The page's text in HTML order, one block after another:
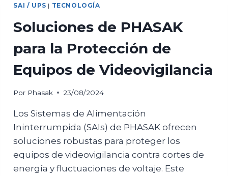
RACK
19”
SAI / UPS | TECNOLOGÍA
Soluciones de PHASAK
para la Protección de
Equipos de Videovigilancia
Por Phasak 23/08/2024
Los Sistemas de Alimentación
Ininterrumpida (SAIs) de PHASAK ofrecen
soluciones robustas para proteger los
equipos de videovigilancia contra cortes de
energía y fluctuaciones de voltaje. Este